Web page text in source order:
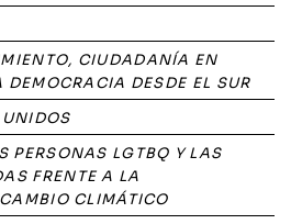
CIUDADANÍA EN
DEMOCRACIA DESDE EL SUR
PERSONAS LGTBQ Y LAS
FRENTE A LA
CLIMÁTICO